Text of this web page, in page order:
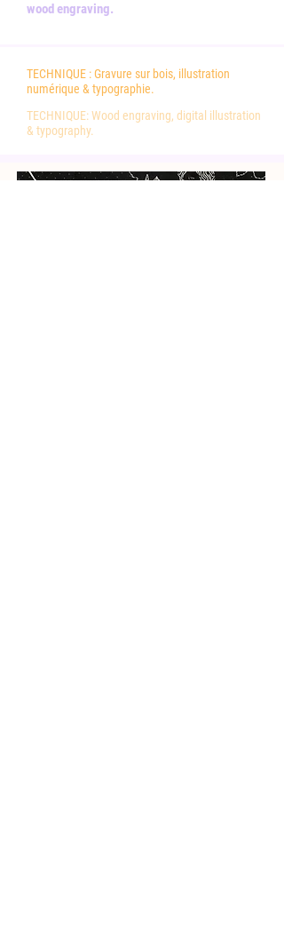
wood engraving.
TECHNIQUE :Gravure sur bois, illustration
numérique & typographie.
TECHNIQUE: Wood engraving, digital illustration
& typography.